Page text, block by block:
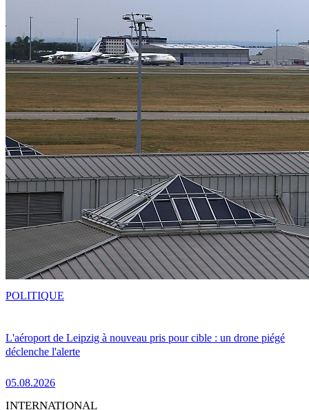
L'aéroport de Leipzig à nouveau pris pour cible : un drone piégé
déclenche l'alerte
05.08.2026
POLITIQUE
INTERNATIONAL